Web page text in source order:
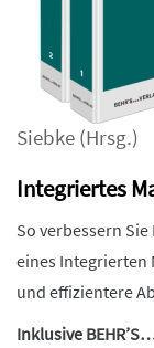
Siebke (Hrsg.)
Integriertes
So verbessern
eines Integrierten
und effizientere
Inklusive